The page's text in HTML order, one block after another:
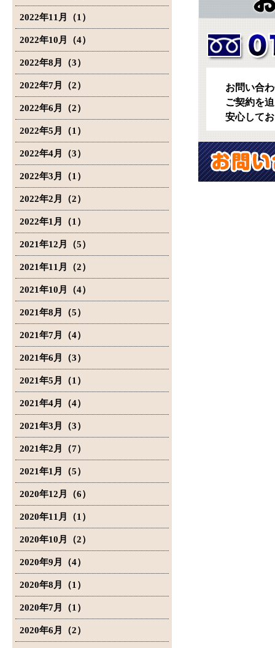
2022年11月（1）
2022年10月（4）
2022年8月（3）
2022年7月（2）
2022年6月（2）
2022年5月（1）
2022年4月（3）
2022年3月（1）
2022年2月（2）
2022年1月（1）
2021年12月（5）
2021年11月（2）
2021年10月（4）
2021年8月（5）
2021年7月（4）
2021年6月（3）
2021年5月（1）
2021年4月（4）
2021年3月（3）
2021年2月（7）
2021年1月（5）
2020年12月（6）
2020年11月（1）
2020年10月（2）
2020年9月（4）
2020年8月（1）
2020年7月（1）
2020年6月（2）
お問い合
ご契約を
安心して